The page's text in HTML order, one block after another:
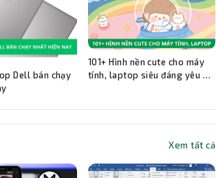
Dell bán chạy
101+ Hình nền cute cho máy
tính, laptop siêu đáng yêu và
Xem tất cả